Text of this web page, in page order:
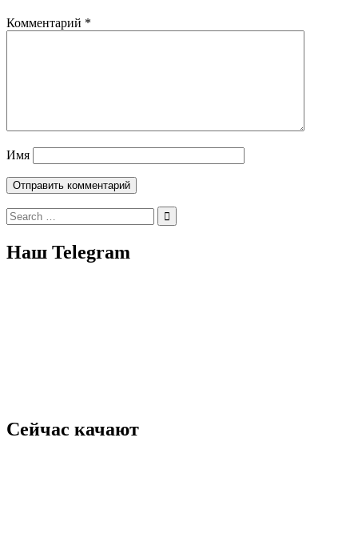
Комментарий *
Имя
Search
for:
Наш Telegram
Сейчас качают